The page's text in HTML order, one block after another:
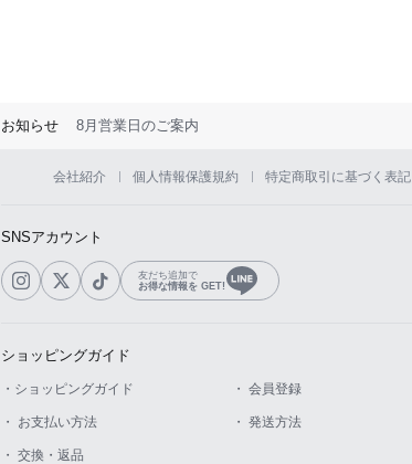
お知らせ 8月営業日のご案内
会社紹介 個人情報保護規約 特定商取引に基づく表記
SNSアカウント
友だち追加で
お得な情報を GET!
ショッピングガイド
・ショッピングガイド ・ 会員登録
・ お支払い方法 ・ 発送方法
・ 交換・返品